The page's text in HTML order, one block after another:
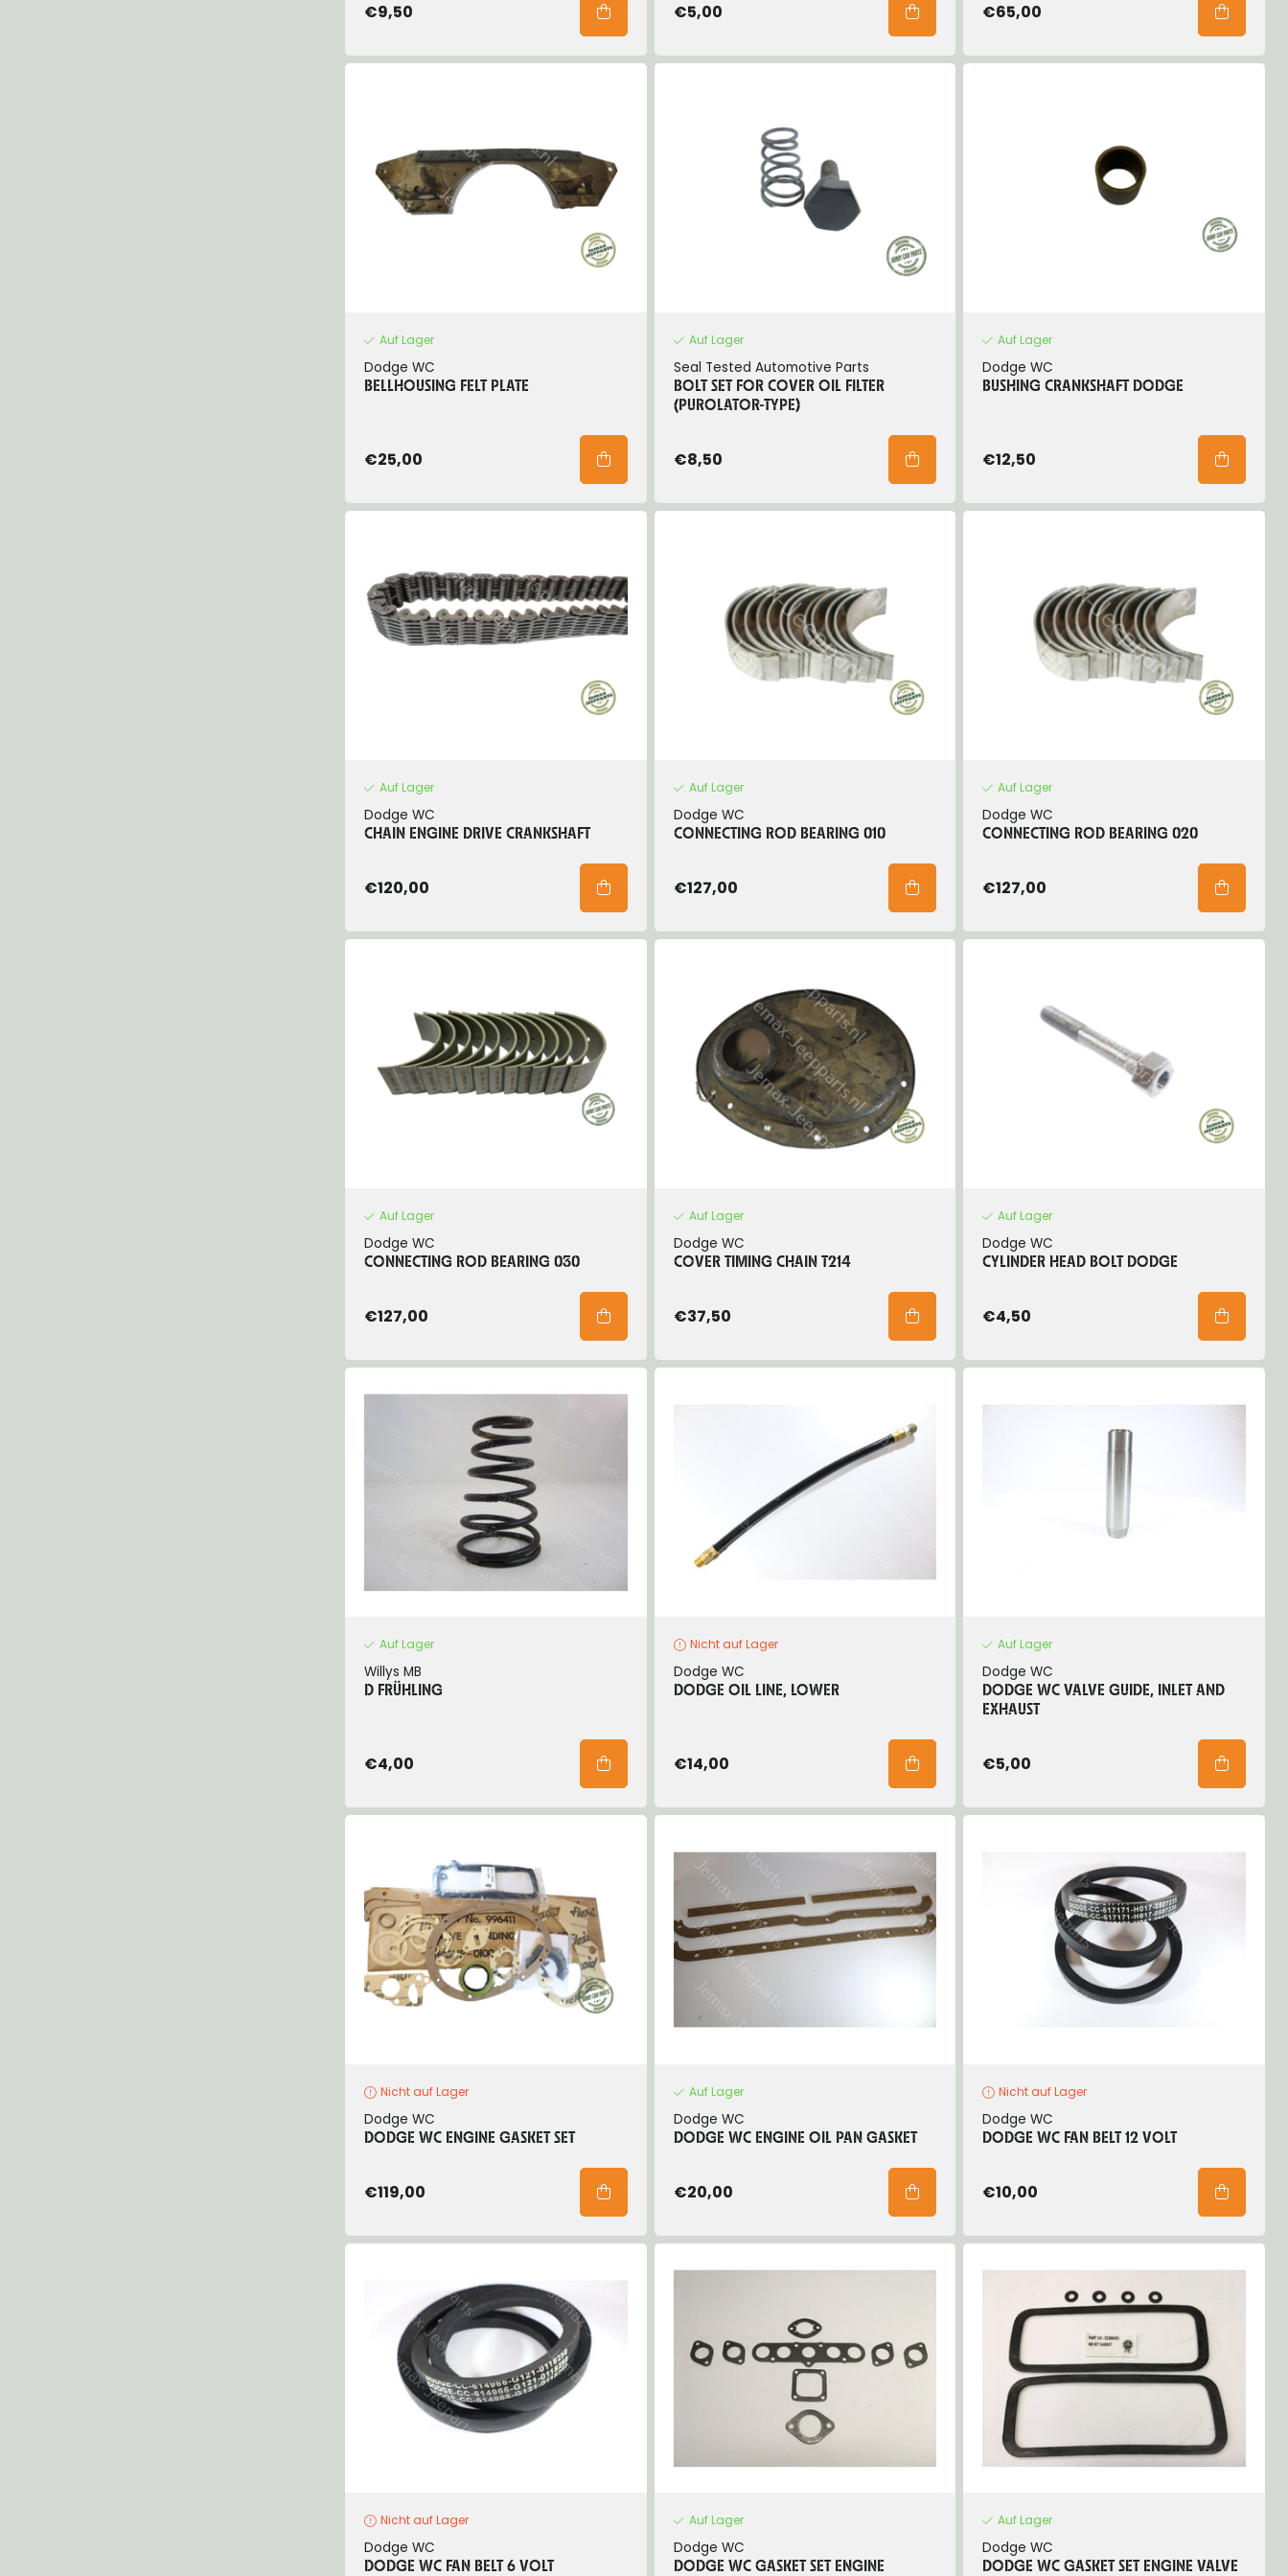
€9,50 €5,00 €65,00
Auf Lager
Dodge WC
BELLHOUSING FELT PLATE
€25,00
Auf Lager
Seal Tested Automotive Parts
BOLT SET FOR COVER OIL FILTER
(PUROLATOR-TYPE)
€8,50
Auf Lager
Dodge WC
BUSHING CRANKSHAFT DODGE
€12,50
Auf Lager
Dodge WC
CHAIN ENGINE DRIVE CRANKSHAFT
€120,00
Auf Lager
Dodge WC
CONNECTING ROD BEARING 010
€127,00
Auf Lager
Dodge WC
CONNECTING ROD BEARING 020
€127,00
Auf Lager
Dodge WC
CONNECTING ROD BEARING 030
€127,00
Auf Lager
Dodge WC
COVER TIMING CHAIN T214
€37,50
Auf Lager
Dodge WC
CYLINDER HEAD BOLT DODGE
€4,50
Auf Lager
Willys MB
D FRÜHLING
€4,00
Nicht auf Lager
Dodge WC
DODGE OIL LINE, LOWER
€14,00
Auf Lager
Dodge WC
DODGE WC VALVE GUIDE, INLET AND
EXHAUST
€5,00
Nicht auf Lager
Dodge WC
DODGE WC ENGINE GASKET SET
€119,00
Auf Lager
Dodge WC
DODGE WC ENGINE OIL PAN GASKET
€20,00
Nicht auf Lager
Dodge WC
DODGE WC FAN BELT 12 VOLT
€10,00
Nicht auf Lager
Dodge WC
DODGE WC FAN BELT 6 VOLT
Auf Lager
Dodge WC
DODGE WC GASKET SET ENGINE
Auf Lager
Dodge WC
DODGE WC GASKET SET ENGINE VALVE